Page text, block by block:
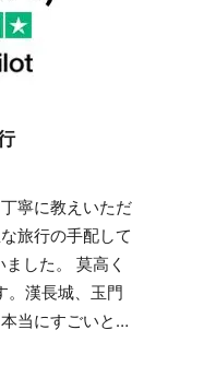
寧に教えいただ
旅行の手配して
した。 莫高く
。漢長城、玉門
当にすごいと思
あっとうされま
もがとてもよろ